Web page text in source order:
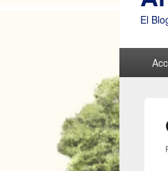
El
principal